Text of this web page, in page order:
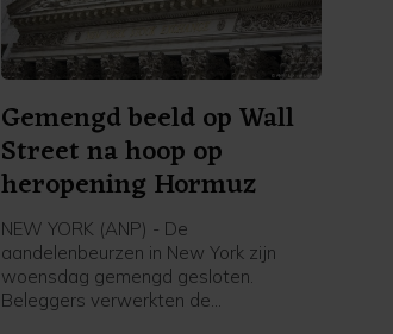
Gemengd beeld op Wall
Street na hoop op
heropening Hormuz
NEW YORK (ANP) - De
aandelenbeurzen in New York zijn
woensdag gemengd gesloten.
Beleggers verwerkten de